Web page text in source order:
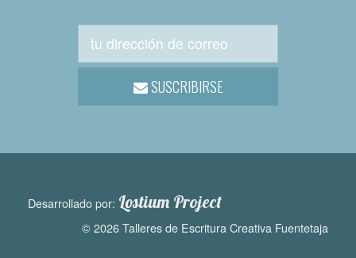
SUSCRIBIRSE
Desarrollado por: Lostium Project
© 2026 Talleres de Escritura Creativa Fuentetaja